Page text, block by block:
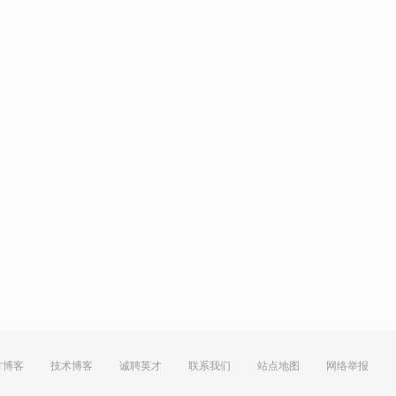
博客 技术博客 诚聘英才 联系我们 站点地图 网络举报